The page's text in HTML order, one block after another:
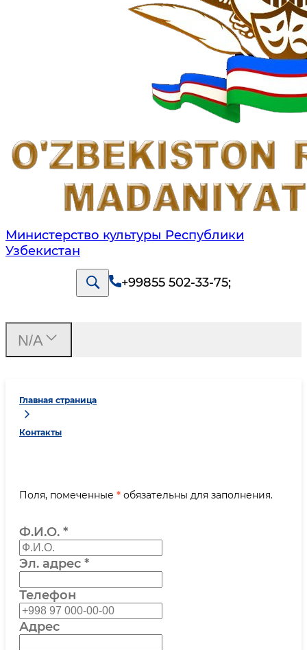
Министерство культуры Республики
Узбекистан
+99855 502-33-75;
Главная страница
Контакты
Поля, помеченные * обязательны для заполнения.
Ф.И.О. *
Эл. адрес *
Телефон
Адрес
N/A